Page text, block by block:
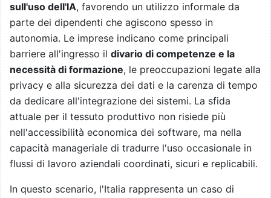
sull'uso dell'IA, favorendo un utilizzo informale da
parte dei dipendenti che agiscono spesso in
autonomia. Le imprese indicano come principali
barriere all'ingresso il divario di competenze e la
necessità di formazione, le preoccupazioni legate alla
privacy e alla sicurezza dei dati e la carenza di tempo
da dedicare all'integrazione dei sistemi. La sfida
attuale per il tessuto produttivo non risiede più
nell'accessibilità economica dei software, ma nella
capacità manageriale di tradurre l'uso occasionale in
flussi di lavoro aziendali coordinati, sicuri e replicabili.
In questo scenario, l'Italia rappresenta un caso di